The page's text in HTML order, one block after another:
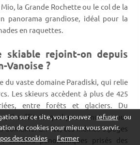
la Grande Rochette ou le col de la
panorama grandiose, idéal pour la
en raquettes.
skiable rejoint-on depuis
Vanoise ?
du vaste domaine Paradiski, qui relie
Les skieurs accèdent à plus de 425
entre forêts et glaciers. Du
il suffit de quelques minutes pour
En été, ces mêmes alpages
sentiers panoramiques prisés des
sur ce site, vous pouvez refuser
ou
de cookies pour mieux vous servir.
des cookies
Fermer